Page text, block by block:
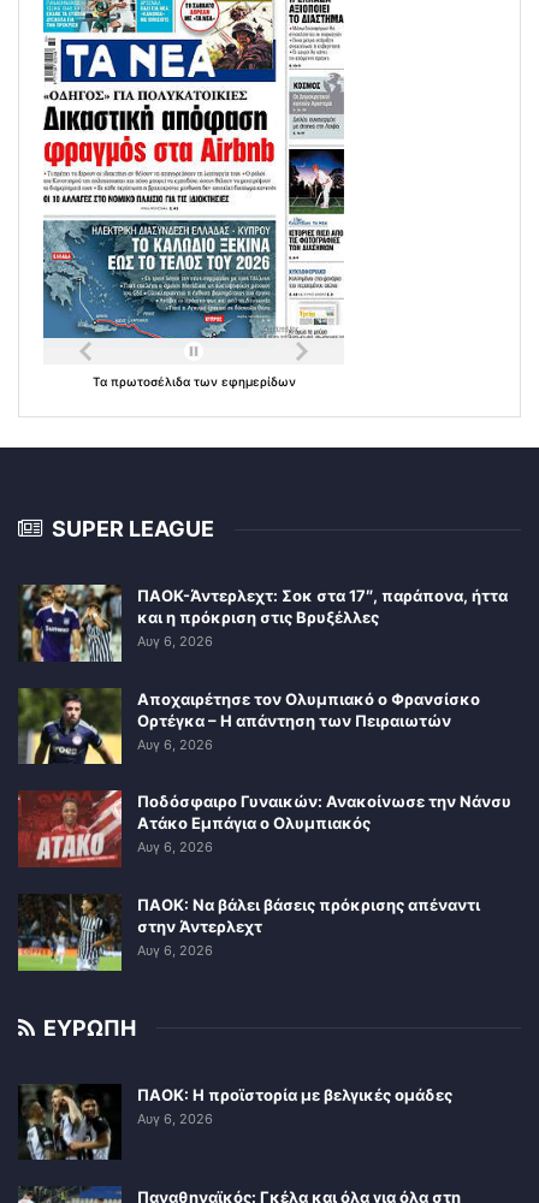
Τα πρωτοσέλιδα των εφημερίδων
SUPER LEAGUE
ΠΑΟΚ-Άντερλεχτ: Σοκ στα 17″, παράπονα, ήττα
και η πρόκριση στις Βρυξέλλες
Αυγ 6, 2026
Αποχαιρέτησε τον Ολυμπιακό ο Φρανσίσκο
Ορτέγκα – Η απάντηση των Πειραιωτών
Αυγ 6, 2026
Ποδόσφαιρο Γυναικών: Ανακοίνωσε την Νάνσυ
Ατάκο Εμπάγια ο Ολυμπιακός
Αυγ 6, 2026
ΠΑΟΚ: Να βάλει βάσεις πρόκρισης απέναντι
στην Άντερλεχτ
Αυγ 6, 2026
ΕΥΡΩΠΗ
ΠΑΟΚ: Η προϊστορία με βελγικές ομάδες
Αυγ 6, 2026
Παναθηναϊκός: Γκέλα και όλα για όλα στη